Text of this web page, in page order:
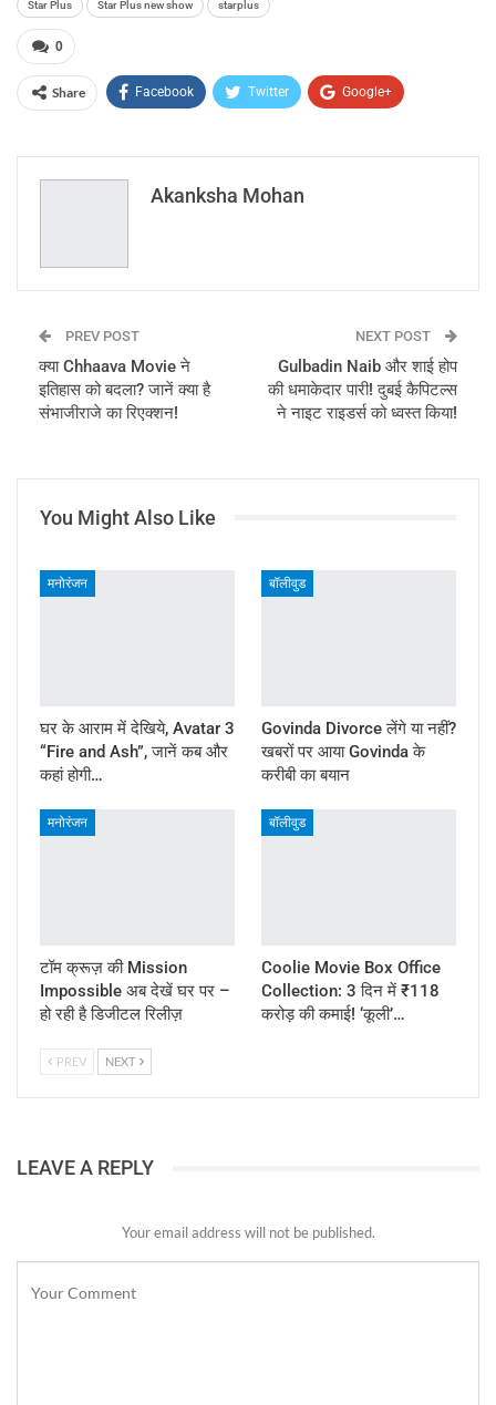
Star Plus Star Plus new show starplus
0
Share Facebook Twitter Google+
Email
Akanksha Mohan
PREV POST
क्या Chhaava Movie ने
इतिहास को बदला? जानें क्या है
संभाजीराजे का रिएक्शन!
NEXT POST
Gulbadin Naib और शाई होप
की धमाकेदार पारी! दुबई कैपिटल्स
ने नाइट राइडर्स को ध्वस्त किया!
You Might Also Like
मनोरंजन
घर के आराम में देखिये, Avatar 3
“Fire and Ash”, जानें कब और
कहां होगी…
बॉलीवुड
Govinda Divorce लेंगे या नहीं?
खबरों पर आया Govinda के
करीबी का बयान
मनोरंजन
टॉम क्रूज़ की Mission
Impossible अब देखें घर पर –
हो रही है डिजीटल रिलीज़
बॉलीवुड
Coolie Movie Box Office
Collection: 3 दिन में ₹118
करोड़ की कमाई! ‘कूली’…
PREV NEXT
LEAVE A REPLY
Your email address will not be published.